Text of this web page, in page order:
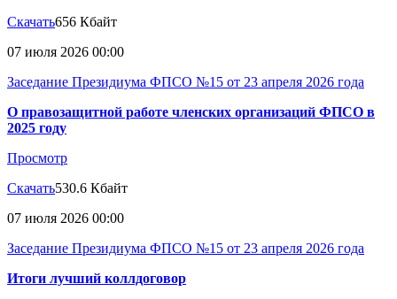
Скачать656 Кбайт
07 июля 2026 00:00
Заседание Президиума ФПСО №15 от 23 апреля 2026 года
О правозащитной работе членских организаций ФПСО в
2025 году
Просмотр
Скачать530.6 Кбайт
07 июля 2026 00:00
Заседание Президиума ФПСО №15 от 23 апреля 2026 года
Итоги лучший коллдоговор